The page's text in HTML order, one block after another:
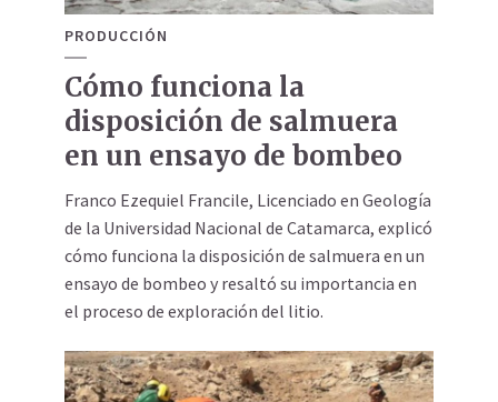
PRODUCCIÓN
Cómo funciona la
disposición de salmuera
en un ensayo de bombeo
Franco Ezequiel Francile, Licenciado en Geología
de la Universidad Nacional de Catamarca, explicó
cómo funciona la disposición de salmuera en un
ensayo de bombeo y resaltó su importancia en
el proceso de exploración del litio.